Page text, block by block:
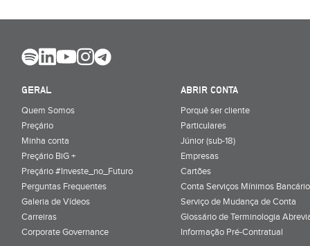
GERAL
Quem Somos
Preçário
Minha conta
Preçário BiG +
Preçário #Investe_no_Futuro
Perguntas Frequentes
Galeria de Vídeos
Carreiras
Corporate Governance
ABRIR CONTA
Porquê ser cliente
Particulares
Júnior (sub-18)
Empresas
Cartões
Conta Serviços Mínimos
Serviço de Mudança de Conta
Glossário de Terminologia
Informação Pré-Contratual